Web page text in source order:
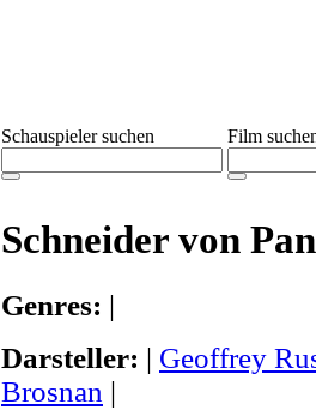
Schauspieler suchen Film
Schneider von
Genres: |
Darsteller: | Geoffrey
Brosnan |